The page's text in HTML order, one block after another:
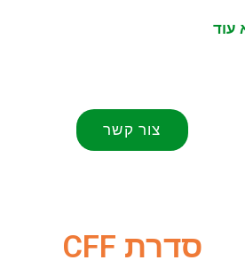
עוד
צור קשר
סדרת CFF